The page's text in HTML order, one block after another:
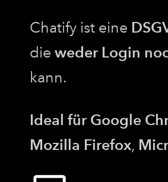
Chatify ist eine
dieweder Login
kann.
Ideal für Google
Mozilla Firefox,